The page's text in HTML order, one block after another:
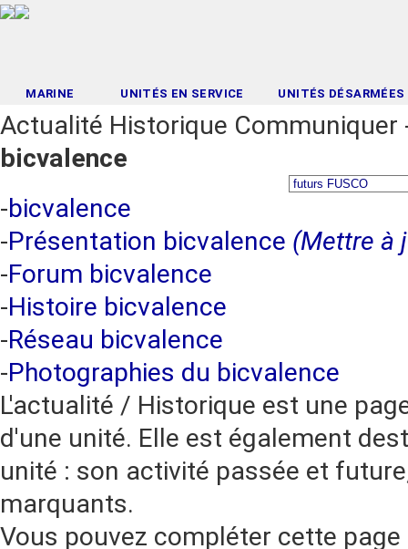
MARINE UNITÉS EN SERVICE UNITÉS DÉSARMÉES
Actualité Historique Communiquer
bicvalence
-bicvalence
-Présentation bicvalence (Mettre à
-Forum bicvalence
-Histoire bicvalence
-Réseau bicvalence
-Photographies du bicvalence
L'actualité / Historique est une
d'une unité. Elle est également
unité : son activité passée et
marquants.
Vous pouvez compléter cette